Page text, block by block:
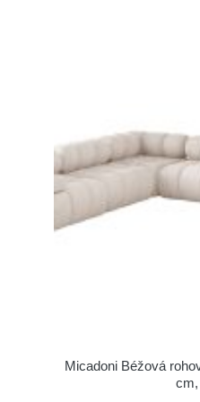
Micadoni Béžová